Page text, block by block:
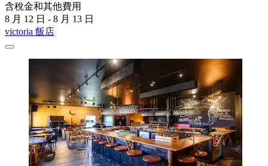
含稅金和其他費用
8 月 12 日 - 8 月 13 日
victoria 飯店